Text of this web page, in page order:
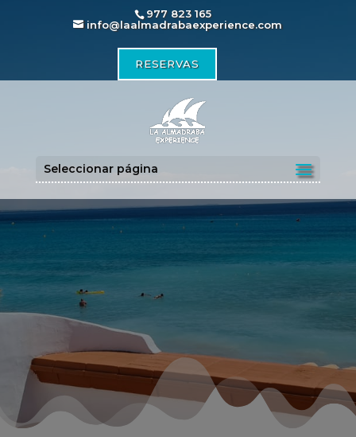
977 823 165
info@laalmadrabaexperience.com
RESERVAS
Seleccionar página